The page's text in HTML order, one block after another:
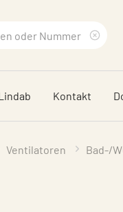
Kontakt
Ventilatoren Bad-/